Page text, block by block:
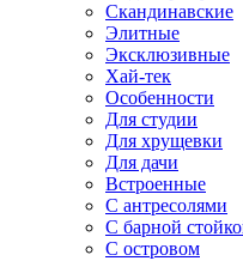
Скандинавские
Элитные
Эксклюзивные
Хай-тек
Особенности
Для студии
Для хрущевки
Для дачи
Встроенные
С антресолями
С барной
С островом